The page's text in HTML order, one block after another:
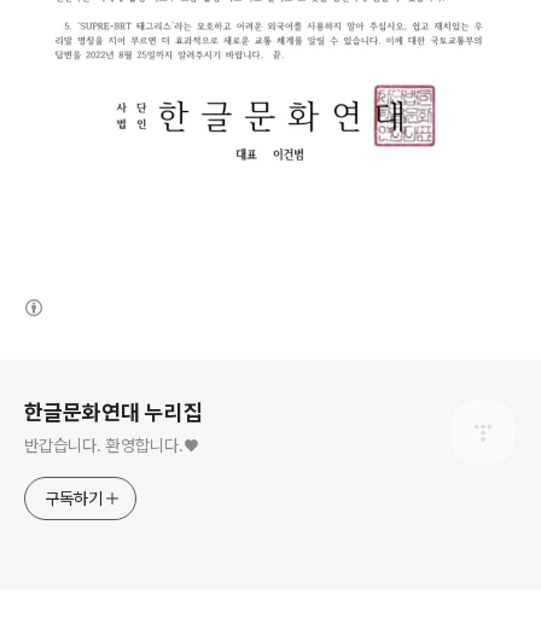
한글문화연대 누리집
반갑습니다. 환영합니다.♥
구독하기